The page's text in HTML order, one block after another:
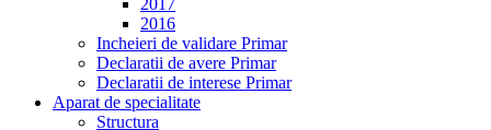
2017
2016
Incheieri de validare Primar
Declaratii de avere Primar
Declaratii de interese Primar
Aparat de specialitate
Structura